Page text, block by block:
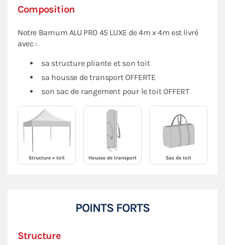
Composition
Notre Barnum ALU PRO 45 LUXE de 4m x 4m est livré
avec :
sa structure pliante et son toit
sa housse de transport OFFERTE
son sac de rangement pour le toit OFFERT
Structure + toit Housse de transport Sac de toit
POINTS FORTS
Structure